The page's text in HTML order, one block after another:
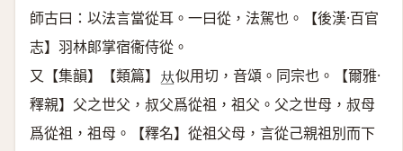
師古曰：以法言當從耳。一曰從，法駕也。【後漢·百官
志】羽林郞掌宿衞侍從。
又【集韻】【類篇】 𠀤似用切，音頌。同宗也。【爾雅·
釋親】父之世父，叔父爲從祖，祖父。父之世母，叔母
爲從祖，祖母。【釋名】從祖父母，言從己親祖別而下